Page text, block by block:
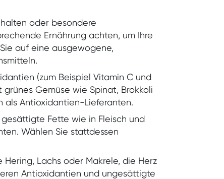
oder besondere
Ernährung achten, um Ihre
auf eine ausgewogene,
(zum Beispiel Vitamin C und
Gemüse wie Spinat, Brokkoli
als Antioxidantien-Lieferanten.
Fette wie in Fleisch und
Wählen Sie stattdessen
Lachs oder Makrele, die Herz
Antioxidantien und ungesättigte